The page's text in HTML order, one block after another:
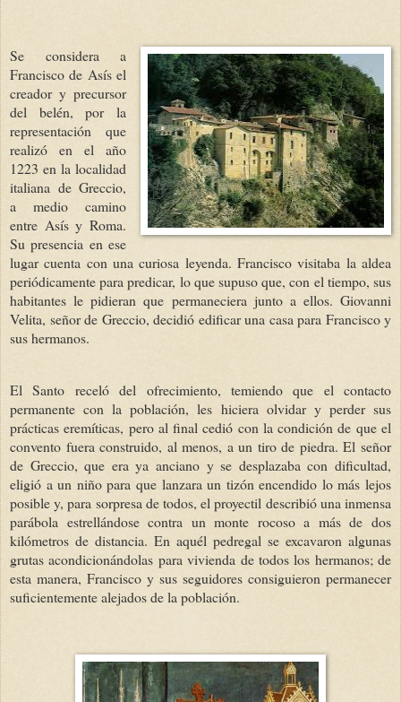
Se considera a
Francisco de Asís el
creador y precursor
del belén, por la
representación que
realizó en el año
1223 en la localidad
italiana de Greccio,
a medio camino
entre Asís y Roma.
Su presencia en ese
lugar cuenta con una curiosa leyenda. Francisco visitaba la aldea
periódicamente para predicar, lo que supuso que, con el tiempo, sus
habitantes le pidieran que permaneciera junto a ellos. Giovanni
Velita, señor de Greccio, decidió edificar una casa para Francisco y
sus hermanos.
El Santo receló del ofrecimiento, temiendo que el contacto
permanente con la población, les hiciera olvidar y perder sus
prácticas eremíticas, pero al final cedió con la condición de que el
convento fuera construido, al menos, a un tiro de piedra. El señor
de Greccio, que era ya anciano y se desplazaba con dificultad,
eligió a un niño para que lanzara un tizón encendido lo más lejos
posible y, para sorpresa de todos, el proyectil describió una inmensa
parábola estrellándose contra un monte rocoso a más de dos
kilómetros de distancia. En aquél pedregal se excavaron algunas
grutas acondicionándolas para vivienda de todos los hermanos; de
esta manera, Francisco y sus seguidores consiguieron permanecer
suficientemente alejados de la población.